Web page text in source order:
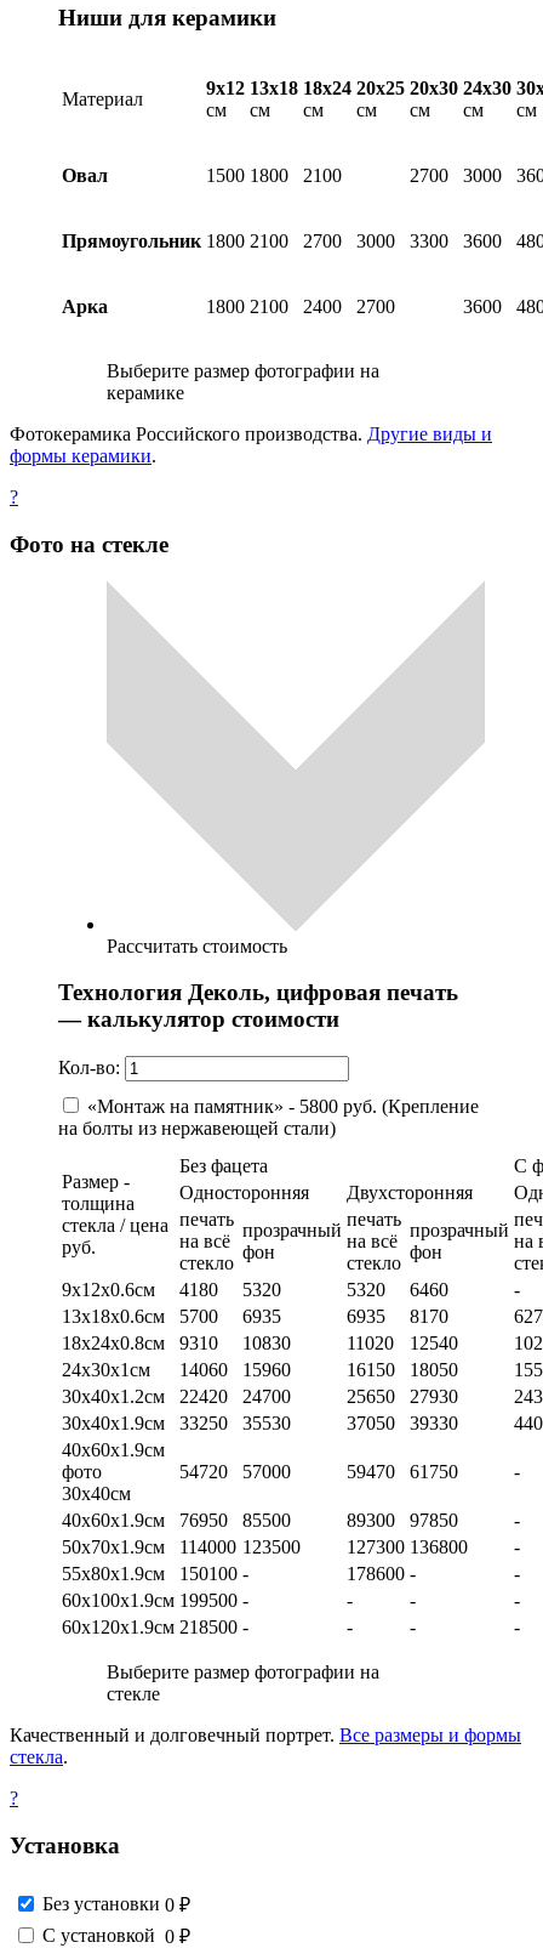
Ниши для керамики
Материал
9х12
см
13х18
см
18х24
см
20х25
см
20х30
см
24х30
см
см
Овал 1500 1800 2100 2700 3000
Прямоугольник 1800 2100 2700 3000 3300 3600
Арка 1800 2100 2400 2700 3600
Выберите размер фотографии на
керамике
Фотокерамика Российского производства. Другие виды и
формы керамики.
?
Фото на стекле
Рассчитать стоимость
Технология Деколь, цифровая печать
— калькулятор стоимости
Кол-во:
«Монтаж на памятник» - 5800 руб. (Крепление
на болты из нержавеющей стали)
Размер -
толщина
стекла / цена
руб.
Без фацета
С
Односторонняя
Двухсторонняя
печать
на всё
стекло
прозрачный
фон
печать
на всё
стекло
прозрачный
фон
на
9х12х0.6см
4180 5320 5320 6460
-
13х18х0.6см
5700 6935 6935 8170
18х24х0.8см
9310 10830 11020 12540
24х30х1см
14060 15960 16150 18050
30х40х1.2см
22420 24700 25650 27930
30х40х1.9см
33250 35530 37050 39330
40х60х1.9см
фото
30х40см
54720 57000 59470 61750 -
40х60х1.9см 76950 85500 89300 97850
-
50х70х1.9см
114000 123500 127300 136800
-
55х80х1.9см
150100 - 178600 -
-
60х100х1.9см 199500 - - -
-
60х120х1.9см 218500 - - - -
Выберите размер фотографии на
стекле
Качественный и долговечный портрет. Все размеры и формы
стекла.
?
Установка
Без установки 0 ₽
С установкой 0 ₽